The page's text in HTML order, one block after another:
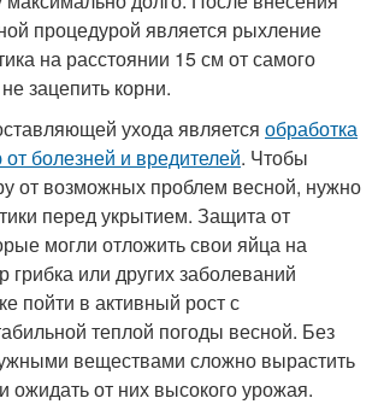
процедурой является рыхление
на расстоянии 15 см от самого
зацепить корни.
ухода является обработка
болезней и вредителей. Чтобы
от возможных проблем весной, нужно
перед укрытием. Защита от
могли отложить свои яйца на
грибка или других заболеваний
пойти в активный рост с
теплой погоды весной. Без
веществами сложно вырастить
ожидать от них высокого урожая.